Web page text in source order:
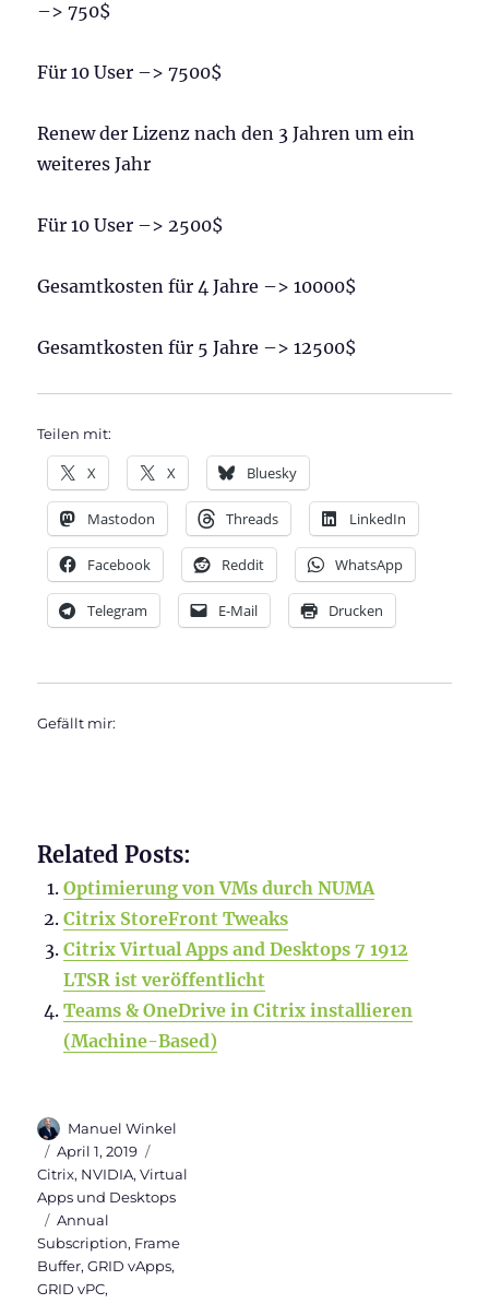
–> 750$
Für 10 User –> 7500$
Renew der Lizenz nach den 3 Jahren um ein
weiteres Jahr
Für 10 User –> 2500$
Gesamtkosten für 4 Jahre –> 10000$
Gesamtkosten für 5 Jahre –> 12500$
Teilen mit:
X X Bluesky
Mastodon Threads LinkedIn
Facebook Reddit WhatsApp
Telegram E-Mail Drucken
Gefällt mir:
Related Posts:
Optimierung von VMs durch NUMA
Citrix StoreFront Tweaks
Citrix Virtual Apps and Desktops 7 1912
LTSR ist veröffentlicht
Teams & OneDrive in Citrix installieren
(Machine-Based)
Autor
Manuel Winkel
Veröffentlicht
am
April 1, 2019
Citrix, NVIDIA,Virtual
Apps und Desktops
Schlagwörter
Annual
Subscription, Frame
Buffer,GRID vApps,
GRID vPC,